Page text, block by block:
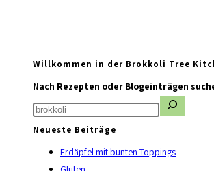
Willkommen in der Brokkoli Tree
Nach Rezepten oder Blogeinträgen
Neueste Beiträge
Erdäpfel mit bunten Toppings